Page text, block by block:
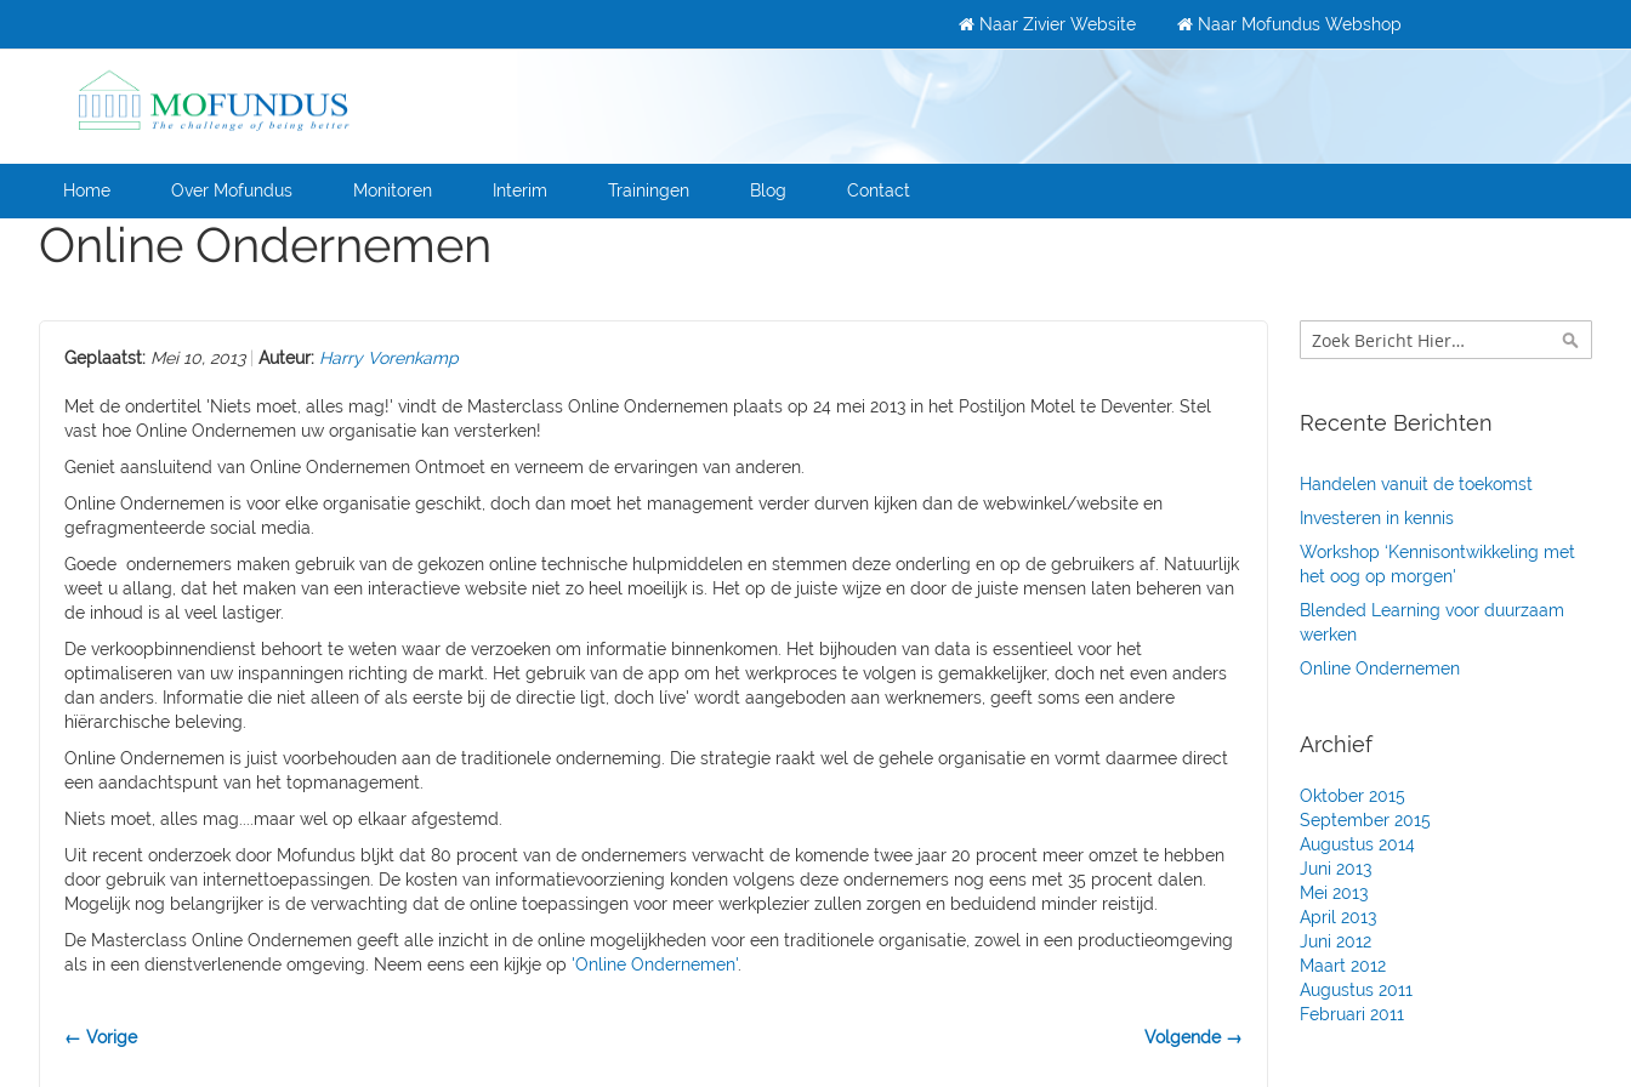
naar
inhoud
Naar Zivier Website Naar Mofundus Webshop
Home Over Mofundus Monitoren Interim Trainingen Blog Contact
Online Ondernemen
Geplaatst: Mei 10, 2013 Auteur: Harry Vorenkamp
Met de ondertitel 'Niets moet, alles mag!' vindt de Masterclass Online Ondernemen plaats op 24 mei 2013 in het Postiljon Motel te Deventer. Stel
vast hoe Online Ondernemen uw organisatie kan versterken!
Geniet aansluitend van Online Ondernemen Ontmoet en verneem de ervaringen van anderen.
Online Ondernemen is voor elke organisatie geschikt, doch dan moet het management verder durven kijken dan de webwinkel/website en
gefragmenteerde social media.
Goede ondernemers maken gebruik van de gekozen online technische hulpmiddelen en stemmen deze onderling en op de gebruikers af. Natuurlijk
weet u allang, dat het maken van een interactieve website niet zo heel moeilijk is. Het op de juiste wijze en door de juiste mensen laten beheren van
de inhoud is al veel lastiger.
De verkoopbinnendienst behoort te weten waar de verzoeken om informatie binnenkomen. Het bijhouden van data is essentieel voor het
optimaliseren van uw inspanningen richting de markt. Het gebruik van de app om het werkproces te volgen is gemakkelijker, doch net even anders
dan anders. Informatie die niet alleen of als eerste bij de directie ligt, doch líve' wordt aangeboden aan werknemers, geeft soms een andere
hïërarchische beleving.
Online Ondernemen is juist voorbehouden aan de traditionele onderneming. Die strategie raakt wel de gehele organisatie en vormt daarmee direct
een aandachtspunt van het topmanagement.
Niets moet, alles mag....maar wel op elkaar afgestemd.
Uit recent onderzoek door Mofundus bljkt dat 80 procent van de ondernemers verwacht de komende twee jaar 20 procent meer omzet te hebben
door gebruik van internettoepassingen. De kosten van informatievoorziening konden volgens deze ondernemers nog eens met 35 procent dalen.
Mogelijk nog belangrijker is de verwachting dat de online toepassingen voor meer werkplezier zullen zorgen en beduidend minder reistijd.
De Masterclass Online Ondernemen geeft alle inzicht in de online mogelijkheden voor een traditionele organisatie, zowel in een productieomgeving
als in een dienstverlenende omgeving. Neem eens een kijkje op 'Online Ondernemen'
← Vorige Volgende →
Zoek
Recente Berichten
Handelen vanuit de toekomst
Investeren in kennis
Workshop ‘Kennisontwikkeling met
het oog op morgen'
Blended Learning voor duurzaam
werken
Online Ondernemen
Archief
Oktober 2015
September 2015
Augustus 2014
Juni 2013
Mei 2013
April 2013
Juni 2012
Maart 2012
Augustus 2011
Februari 2011